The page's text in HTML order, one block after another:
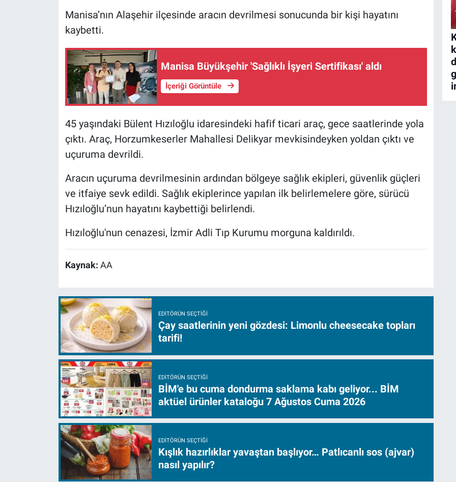
Manisa’nın Alaşehir ilçesinde aracın devrilmesi sonucunda bir kişi hayatını
kaybetti.
Manisa Büyükşehir 'Sağlıklı İşyeri Sertifikası' aldı
İçeriği Görüntüle
45 yaşındaki Bülent Hızıloğlu idaresindeki hafif ticari araç, gece saatlerinde yola
çıktı. Araç, Horzumkeserler Mahallesi Delikyar mevkisindeyken yoldan çıktı ve
uçuruma devrildi.
Aracın uçuruma devrilmesinin ardından bölgeye sağlık ekipleri, güvenlik güçleri
ve itfaiye sevk edildi. Sağlık ekiplerince yapılan ilk belirlemelere göre, sürücü
Hızıloğlu’nun hayatını kaybettiği belirlendi.
Hızıloğlu'nun cenazesi, İzmir Adli Tıp Kurumu morguna kaldırıldı.
Kaynak: AA
EDITÖRÜN SEÇTIĞI
Çay saatlerinin yeni gözdesi: Limonlu cheesecake topları
tarifi!
EDITÖRÜN SEÇTIĞI
BİM'e bu cuma dondurma saklama kabı geliyor... BİM
aktüel ürünler kataloğu 7 Ağustos Cuma 2026
EDITÖRÜN SEÇTIĞI
Kışlık hazırlıklar yavaştan başlıyor… Patlıcanlı sos (ajvar)
nasıl yapılır?